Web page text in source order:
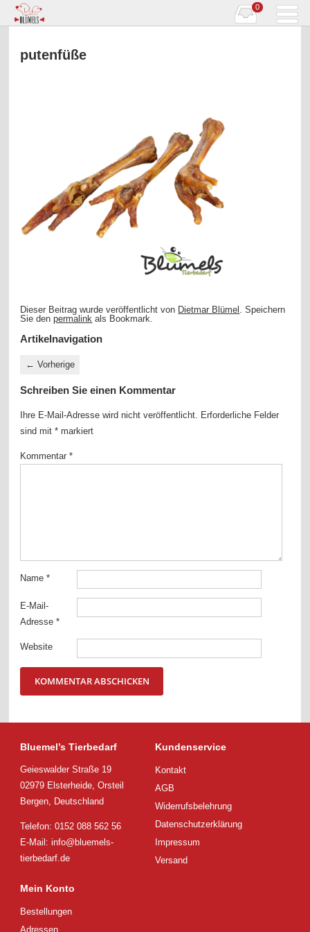
0
putenfüße
Dieser Beitrag wurde veröffentlicht von Dietmar Blümel . Speichern
Sie denpermalink als Bookmark.
Artikelnavigation
← Vorherige
Schreiben Sie einen Kommentar
Ihre E-Mail-Adresse wird nicht veröffentlicht.
Erforderliche Felder
sind mit* markiert
Kommentar*
Name*
E-Mail-
Adresse*
Website
Bluemel’s Tierbedarf
Geieswalder Straße 19
02979 Elsterheide, Orsteil
Bergen, Deutschland
Telefon: 0152 088 562 56
E-Mail:info@bluemels-
tierbedarf.de
Kundenservice
Kontakt
AGB
Widerrufsbelehrung
Datenschutzerklärung
Impressum
Versand
Mein Konto
Bestellungen
Adressen